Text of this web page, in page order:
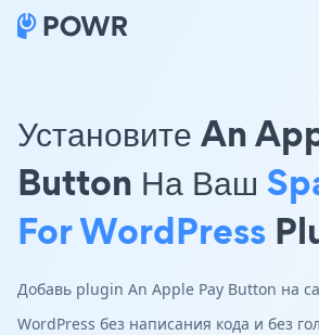
Установите An
Button На Ваш
For WordPress
Добавь plugin An Apple Pay Button на
WordPress без написания кода и без